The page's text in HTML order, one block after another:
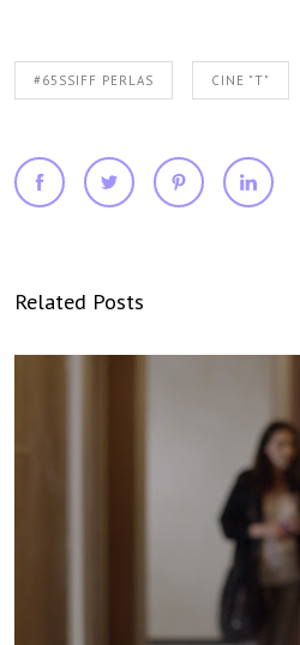
#65SSIFF PERLAS CINE "T"
Related Posts